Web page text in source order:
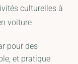
culturelles à
voiture
pour des
et pratique